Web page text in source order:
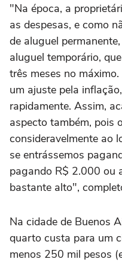
"Na época, a
as despesas, e como
de aluguel
aluguel temporário,
três meses no
um ajuste pela
rapidamente. Assim,
aspecto também, pois
consideravelmente ao
se entrássemos
pagando R$ 2.000 ou
bastante alto",
Na cidade de Buenos
quarto custa para um
menos 250 mil pesos